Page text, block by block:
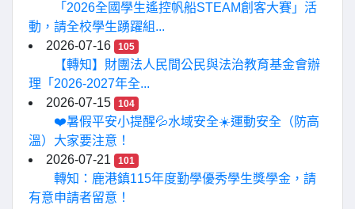
「2026全國學生遙控帆船STEAM創客大賽」活
動，請全校學生踴躍組...
2026-07-16
105
【轉知】財團法人民間公民與法治教育基金會辦
理「2026-2027年全...
2026-07-15
104
❤️暑假平安小提醒💦水域安全☀️運動安全（防高
溫）大家要注意！
2026-07-21
101
轉知：鹿港鎮115年度勤學優秀學生獎學金，請
有意申請者留意！